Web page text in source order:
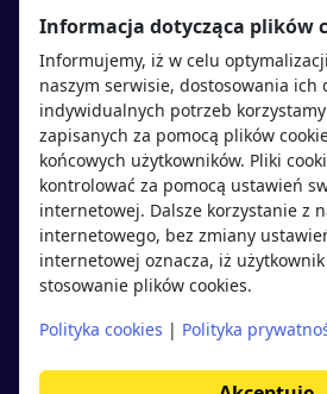
Kandydaci
Regulamin kandydata
Oferty pracy
Pracodawcy
Opinie o pracodawcach
Blog
Informacja dotycząca plików
Informujemy, iż w celu
naszym serwisie, dostosowania ich
indywidualnych potrzeb
zapisanych za pomocą plików
końcowych użytkowników. Pliki
kontrolować za pomocą ustawień
internetowej. Dalsze korzystanie z
internetowego, bez zmiany
internetowej oznacza, iż
stosowanie plików cookies.
Polityka cookies | Polityka